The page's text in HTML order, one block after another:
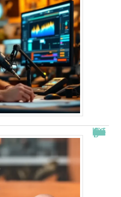
Combien de fois peut-on passer en commission logement ?